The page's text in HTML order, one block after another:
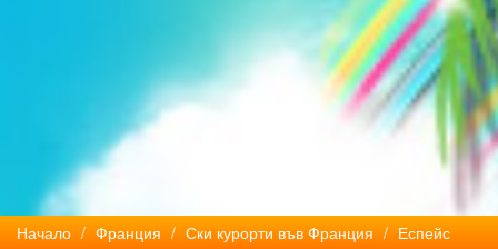
Начало / Франция / Ски курорти във Франция / Еспейс